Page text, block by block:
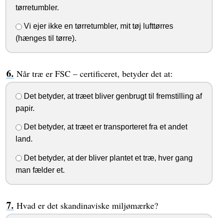
tørretumbler.
Vi ejer ikke en tørretumbler, mit tøj lufttørres
(hænges til tørre).
Når træ er FSC – certificeret, betyder det at:
Det betyder, at træet bliver genbrugt til fremstilling af
papir.
Det betyder, at træet er transporteret fra et andet
land.
Det betyder, at der bliver plantet et træ, hver gang
man fælder et.
Hvad er det skandinaviske miljømærke?